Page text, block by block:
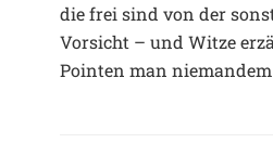
die frei sind von der
Vorsicht – und Witze
Pointen man